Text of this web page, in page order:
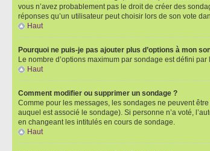
vous n’avez probablement pas le droit de créer des
réponses qu’un utilisateur peut choisir lors de son vote
Haut
Pourquoi ne puis-je pas ajouter plus d’options à mon
Le nombre d’options maximum par sondage est défini
Haut
Comment modifier ou supprimer un sondage ?
Comme pour les messages, les sondages ne peuvent
auquel est associé le sondage). Si personne n’a voté,
en changeant les intitulés en cours de sondage.
Haut